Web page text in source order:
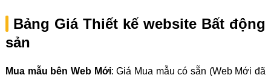
Bảng Giá Thiết kế website Bất động
sản
Mua mẫu bên Web Mới: Giá Mua mẫu có sẵn (Web Mới đã